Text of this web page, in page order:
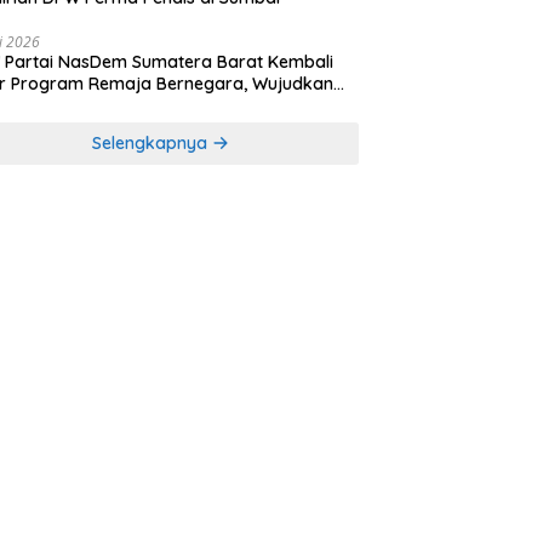
2026
Partai NasDem Sumatera Barat Kembali
Program Remaja Bernegara, Wujudkan
Selengkapnya